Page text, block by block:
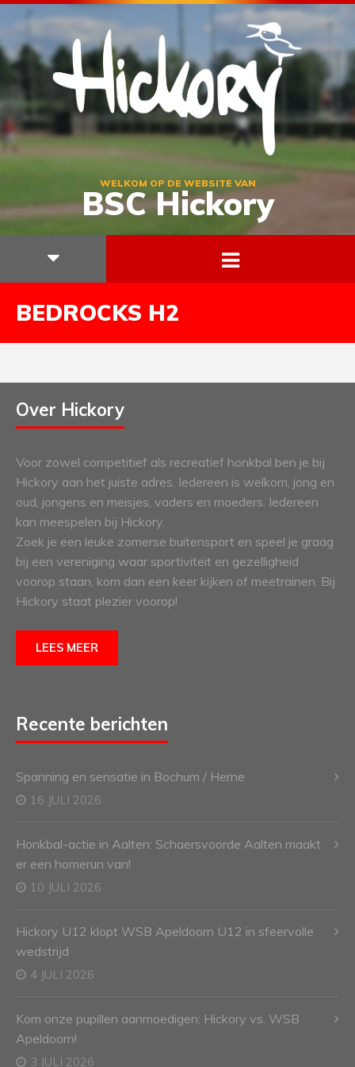
WELKOM OP DE WEBSITE VAN
BSC Hickory
BEDROCKS H2
Over Hickory
Voor zowel competitief als recreatief honkbal ben je bij
Hickory aan het juiste adres. Iedereen is welkom, jong en
oud, jongens en meisjes, vaders en moeders. Iedereen
kan meespelen bij Hickory.
Zoek je een leuke zomerse buitensport en speel je graag
bij een vereniging waar sportiviteit en gezelligheid
voorop staan, kom dan een keer kijken of meetrainen. Bij
Hickory staat plezier voorop!
LEES MEER
Recente berichten
Spanning en sensatie in Bochum / Herne
16 JULI 2026
Honkbal-actie in Aalten: Schaersvoorde Aalten maakt
er een homerun van!
10 JULI 2026
Hickory U12 klopt WSB Apeldoorn U12 in sfeervolle
wedstrijd
4 JULI 2026
Kom onze pupillen aanmoedigen: Hickory vs. WSB
Apeldoorn!
3 JULI 2026